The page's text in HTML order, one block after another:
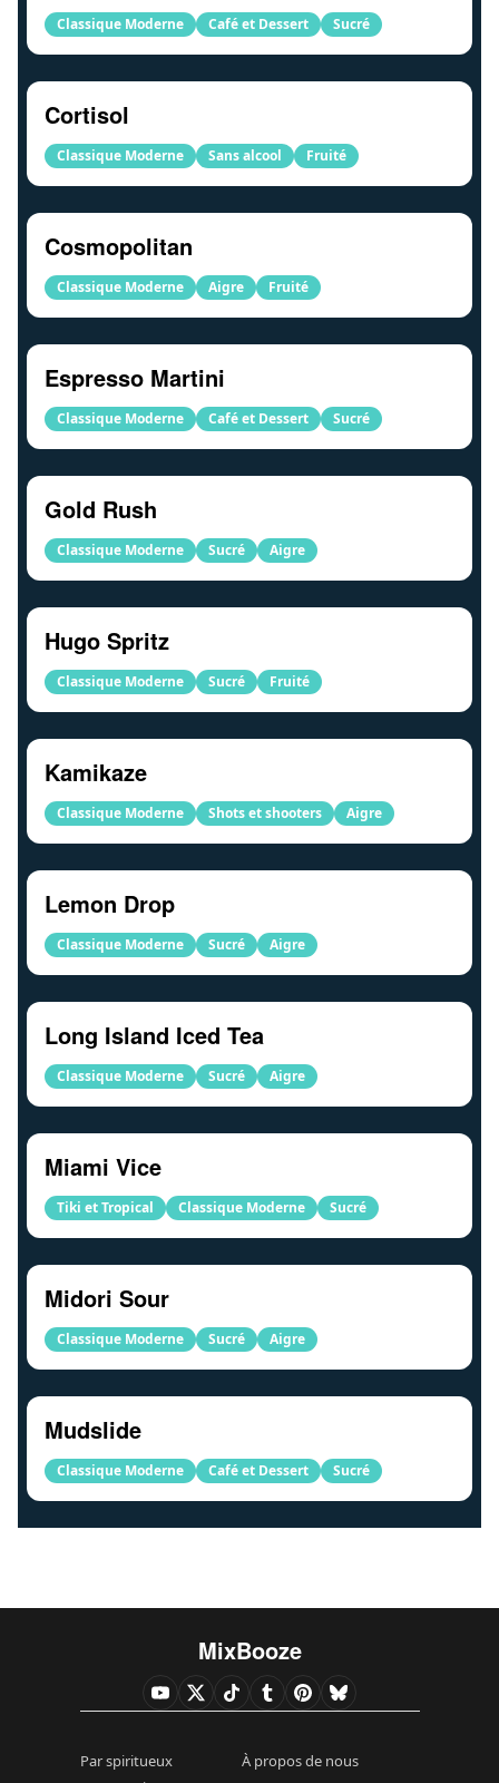
Classique Moderne Café et Dessert Sucré
Cortisol
Classique Moderne Sans alcool Fruité
Cosmopolitan
Classique Moderne Aigre Fruité
Espresso Martini
Classique Moderne Café et Dessert Sucré
Gold Rush
Classique Moderne Sucré Aigre
Hugo Spritz
Classique Moderne Sucré Fruité
Kamikaze
Classique Moderne Shots et shooters Aigre
Lemon Drop
Classique Moderne Sucré Aigre
Long Island Iced Tea
Classique Moderne Sucré Aigre
Miami Vice
Tiki et Tropical Classique Moderne Sucré
Midori Sour
Classique Moderne Sucré Aigre
Mudslide
Classique Moderne Café et Dessert Sucré
MixBooze
Par spiritueux
À propos de nous